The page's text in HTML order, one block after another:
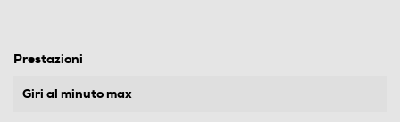
Prestazioni
Giri al minuto max